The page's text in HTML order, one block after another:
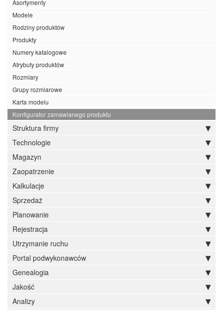
Asortymenty
Modele
Rodziny produktów
Produkty
Numery katalogowe
Atrybuty produktów
Rozmiary
Grupy rozmiarowe
Karta modelu
Konfigurator zamawianego produktu
Struktura firmy
Technologie
Magazyn
Zaopatrzenie
Kalkulacje
Sprzedaż
Planowanie
Rejestracja
Utrzymanie ruchu
Portal podwykonawców
Genealogia
Jakość
Analizy